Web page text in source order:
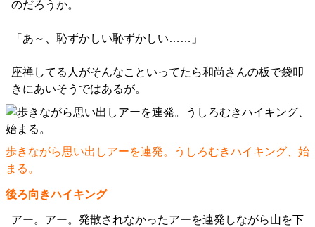
のだろうか。
「あ～、恥ずかしい恥ずかしい……」
座禅してる人がそんなこといってたら和尚さんの板で袋叩
きにあいそうではあるが。
歩きながら思い出しアーを連発。うしろむきハイキング、始
まる。
後ろ向きハイキング
アー。アー。発散されなかったアーを連発しながら山を下